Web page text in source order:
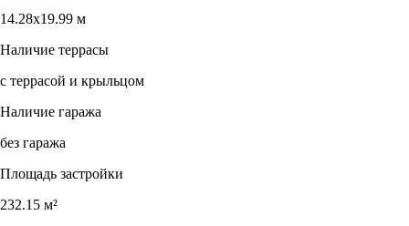
14.28х19.99 м
Наличие террасы
с террасой и крыльцом
Наличие гаража
без гаража
Площадь застройки
232.15 м²